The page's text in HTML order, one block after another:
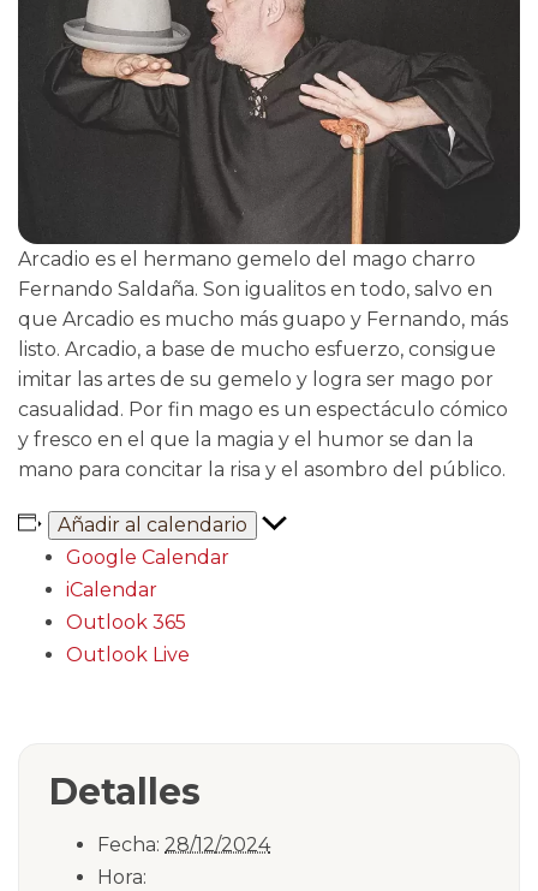
Arcadio es el hermano gemelo del mago charro
Fernando Saldaña. Son igualitos en todo, salvo en
que Arcadio es mucho más guapo y Fernando, más
listo. Arcadio, a base de mucho esfuerzo, consigue
imitar las artes de su gemelo y logra ser mago por
casualidad. Por fin mago es un espectáculo cómico
y fresco en el que la magia y el humor se dan la
mano para concitar la risa y el asombro del público.
Añadir al calendario
Google Calendar
iCalendar
Outlook 365
Outlook Live
Detalles
Fecha: 28/12/2024
Hora: